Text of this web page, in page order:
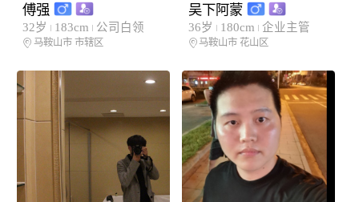
傅强
32岁 183cm 公司白领
马鞍山市 市辖区
吴下阿蒙
36岁 180cm 企业主管
马鞍山市 花山区